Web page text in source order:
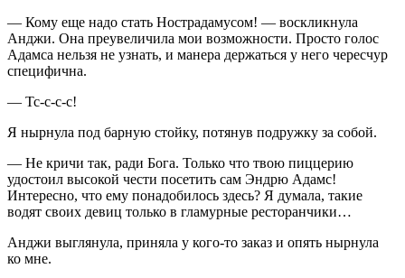
— Кому еще надо стать Нострадамусом! — воскликнула
Анджи. Она преувеличила мои возможности. Просто голос
Адамса нельзя не узнать, и манера держаться у него чересчур
специфична.
— Тс-с-с-с!
Я нырнула под барную стойку, потянув подружку за собой.
— Не кричи так, ради Бога. Только что твою пиццерию
удостоил высокой чести посетить сам Эндрю Адамс!
Интересно, что ему понадобилось здесь? Я думала, такие
водят своих девиц только в гламурные ресторанчики…
Анджи выглянула, приняла у кого-то заказ и опять нырнула
ко мне.